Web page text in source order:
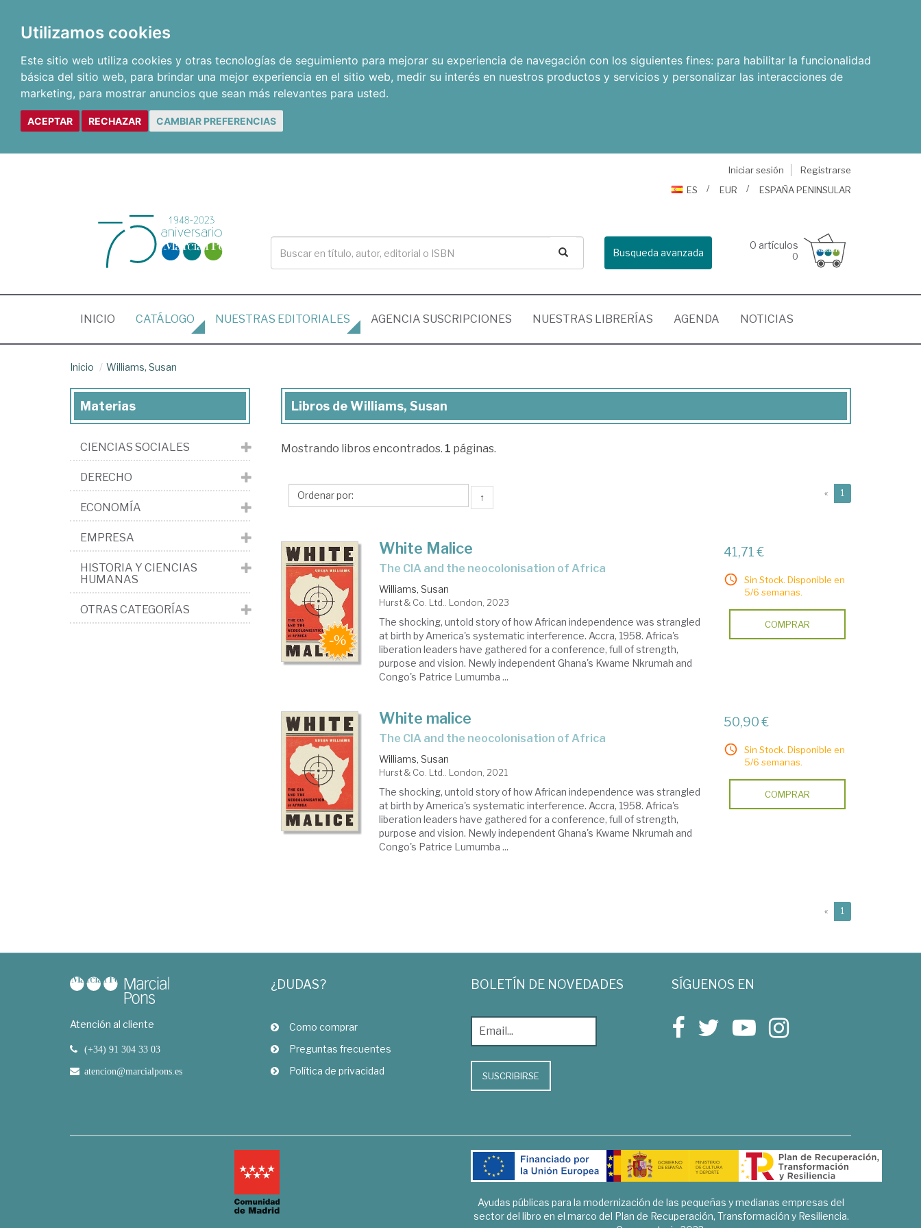
Utilizamos cookies
Este sitio web utiliza cookies y otras tecnologías de seguimiento para mejorar su experiencia de navegación con los siguientes fines: para habilitar la funcionalidad
básica del sitio web, para brindar una mejor experiencia en el sitio web, medir su interés en nuestros productos y servicios y personalizar las interacciones de
marketing, para mostrar anuncios que sean más relevantes para usted.
ACEPTAR RECHAZAR CAMBIAR PREFERENCIAS
Iniciar sesión
Registrarse
ES
EUR ESPAÑA PENINSULAR
Busqueda avanzada
0 artículos
0
INICIO (CURRENT)
CATÁLOGO NUESTRAS EDITORIALES AGENCIA SUSCRIPCIONES NUESTRAS LIBRERÍAS AGENDA NOTICIAS
Inicio Williams, Susan
Libros
Williams,
Libros de Williams, Susan
Mostrando libros encontrados. 1 páginas.
↑ « 1
White Malice
the CIA and the neocolonisation of Africa
Williams, Susan
Hurst & Co. Ltd.. London, 2023
The shocking, untold story of how African independence was strangled
at birth by America's systematic interference. Accra, 1958. Africa's
liberation leaders have gathered for a conference, full of strength,
purpose and vision. Newly independent Ghana's Kwame Nkrumah and
Congo's Patrice Lumumba ...
41,71 €
Sin Stock. Disponible en
5/6 semanas.
COMPRAR
White malice
the CIA and the neocolonisation of Africa
Williams, Susan
Hurst & Co. Ltd.. London, 2021
The shocking, untold story of how African independence was strangled
at birth by America's systematic interference. Accra, 1958. Africa's
liberation leaders have gathered for a conference, full of strength,
purpose and vision. Newly independent Ghana's Kwame Nkrumah and
Congo's Patrice Lumumba ...
50,90 €
Sin Stock. Disponible en
5/6 semanas.
COMPRAR
« 1
Materias
CIENCIAS SOCIALES
DERECHO
ECONOMÍA
EMPRESA
HISTORIA Y CIENCIAS
HUMANAS
OTRAS CATEGORÍAS
Atención al cliente
(+34) 91 304 33 03
atencion@marcialpons.es
¿DUDAS?
Como comprar
Preguntas frecuentes
Política de privacidad
BOLETÍN DE NOVEDADES
SUSCRIBIRSE
SÍGUENOS EN
Ayudas públicas para la modernización de las pequeñas y medianas empresas del
sector del libro en el marco del Plan de Recuperación, Transformación y Resiliencia.